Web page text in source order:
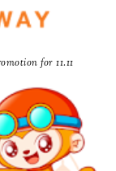
for 11.11